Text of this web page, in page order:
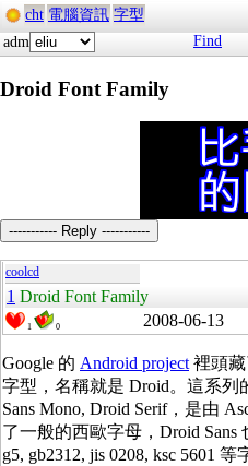
cht 電腦資訊 字型
adm
Find
Droid Font Family
----------- Reply -----------
coolcd
1 Droid Font Family
1 0 2008-06-13
Google 的 Android project 裡頭
字型，名稱就是 Droid。這系列
Sans Mono, Droid Serif，是由
了一般的西歐字母， Droid Sans
g5, gb2312, jis 0208, ksc 5601 等